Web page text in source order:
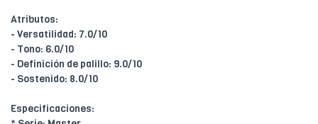
Atributos:
- Versatilidad: 7.0/10
- Tono: 6.0/10
- Definición de palillo: 9.0/10
- Sostenido: 8.0/10
Especificaciones: